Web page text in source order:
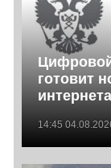
готовит
интернета
14:45